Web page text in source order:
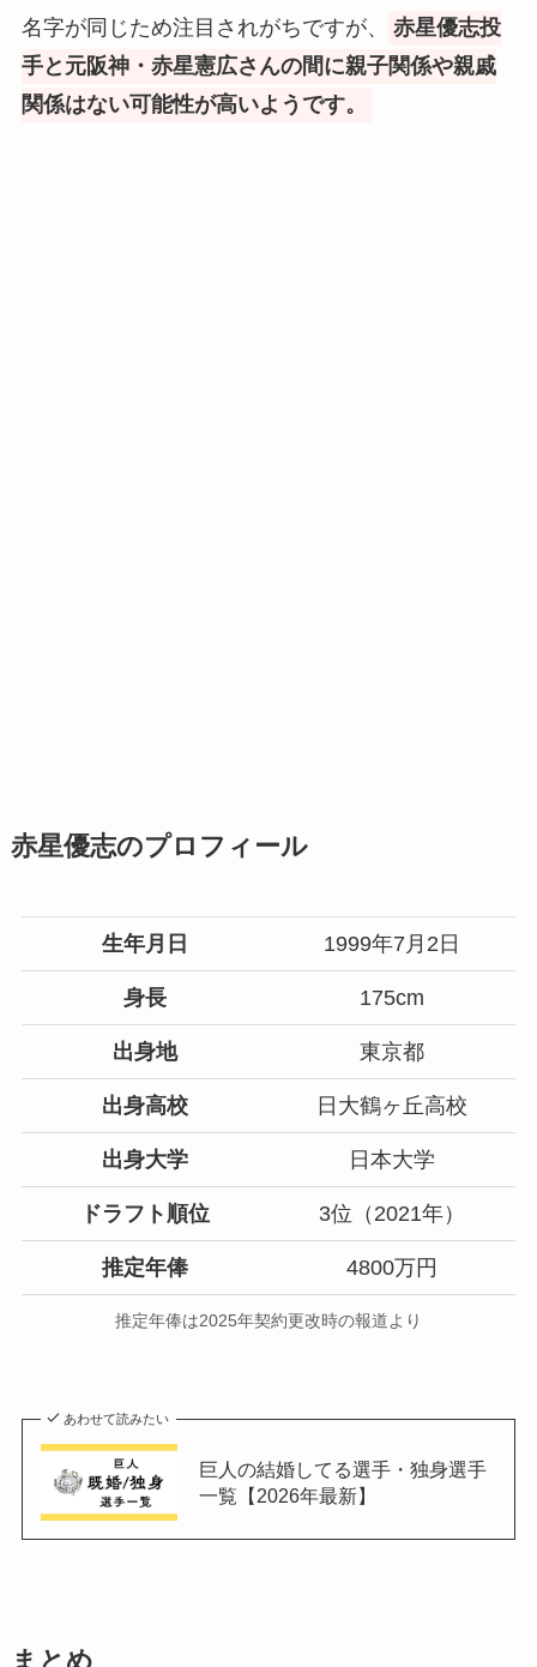
名字が同じため注目されがちですが、
赤星優志投
手と元阪神・赤星憲広さんの間に親子関係や親戚
関係はない可能性が高いようです。
赤星優志のプロフィール
生年月日 1999年7月2日
身長 175cm
出身地 東京都
出身高校 日大鶴ヶ丘高校
出身大学 日本大学
ドラフト順位 3位（2021年）
推定年俸 4800万円
推定年俸は2025年契約更改時の報道より
あわせて読みたい
巨人の結婚してる選手・独身選手
一覧【2026年最新】
まとめ